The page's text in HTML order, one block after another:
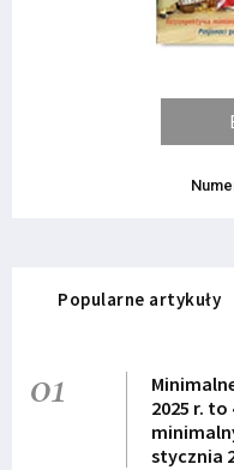
Popularne artykuły
01
2025 r. to
stycznia